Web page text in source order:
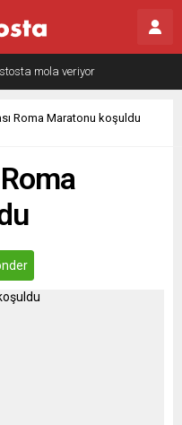
kontrol mü, kolonializm mi?
Roma Maratonu koşuldu